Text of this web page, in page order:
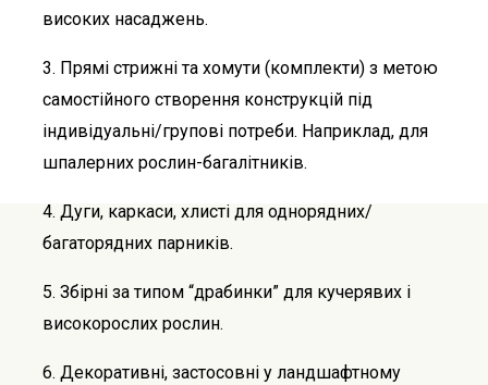
високих насаджень.
3. Прямі стрижні та хомути (комплекти) з метою
самостійного створення конструкцій під
індивідуальні/групові потреби. Наприклад, для
шпалерних рослин-багалітників.
4. Дуги, каркаси, хлисті для однорядних/
багаторядних парників.
5. Збірні за типом “драбинки” для кучерявих і
високорослих рослин.
6. Декоративні, застосовні у ландшафтному